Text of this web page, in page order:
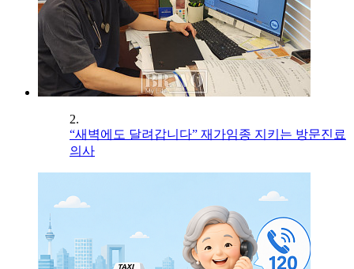
2.
“새벽에도 달려갑니다” 재가임종 지키는 방문진료
의사